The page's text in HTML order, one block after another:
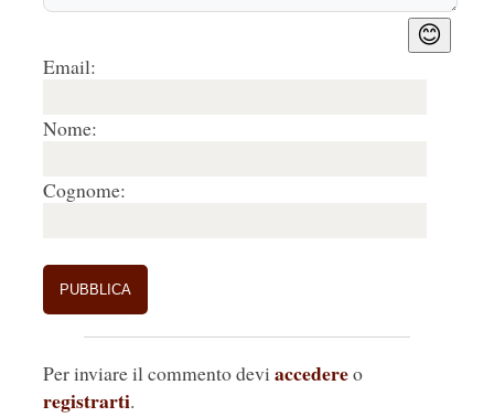
😊
Email:
Nome:
Cognome:
Per inviare il commento devi accedereo
registrarti.